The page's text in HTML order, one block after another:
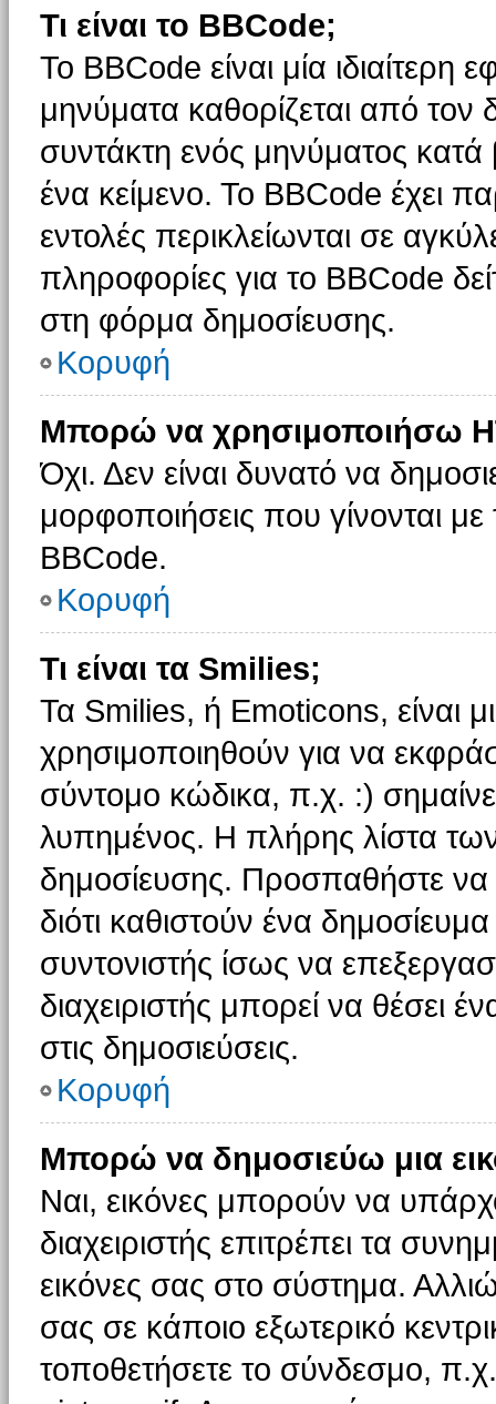
Τι είναι το BBCode;
Το BBCode είναι μία
μηνύματα καθορίζεται από τον
συντάκτη ενός μηνύματος
ένα κείμενο. Το BBCode έχει
εντολές περικλείωνται σε
πληροφορίες για το BBCode
στη φόρμα δημοσίευσης.
Κορυφή
Μπορώ να χρησιμοποιήσω
Όχι. Δεν είναι δυνατό να
μορφοποιήσεις που γίνονται
BBCode.
Κορυφή
Τι είναι τα Smilies;
Τα Smilies, ή Emoticons, είναι
χρησιμοποιηθούν για να
σύντομο κώδικα, π.χ. :)
λυπημένος. Η πλήρης λίστα των
δημοσίευσης. Προσπαθήστε να
διότι καθιστούν ένα
συντονιστής ίσως να
διαχειριστής μπορεί να θέσει
στις δημοσιεύσεις.
Κορυφή
Μπορώ να δημοσιεύω μια
Ναι, εικόνες μπορούν να
διαχειριστής επιτρέπει τα
εικόνες σας στο σύστημα.
σας σε κάποιο εξωτερικό
τοποθετήσετε το σύνδεσμο,